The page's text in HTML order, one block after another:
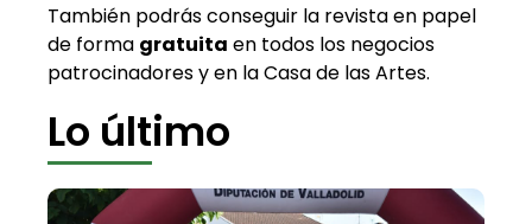
También podrás conseguir la revista en papel
de forma gratuita en todos los negocios
patrocinadores y en la Casa de las Artes.
Lo último